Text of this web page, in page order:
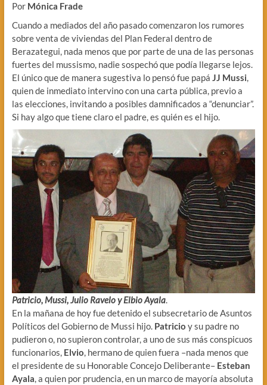
Por Mónica Frade
Cuando a mediados del año pasado comenzaron los rumores
sobre venta de viviendas del Plan Federal dentro de
Berazategui, nada menos que por parte de una de las personas
fuertes del mussismo, nadie sospechó que podía llegarse lejos.
El único que de manera sugestiva lo pensó fue papá JJ Mussi,
quien de inmediato intervino con una carta pública, previo a
las elecciones, invitando a posibles damnificados a “denunciar”.
Si hay algo que tiene claro el padre, es quién es el hijo.
Patricio, Mussi, Julio Ravelo y Elbio Ayala.
En la mañana de hoy fue detenido el subsecretario de Asuntos
Políticos del Gobierno de Mussi hijo. Patricio y su padre no
pudieron o, no supieron controlar, a uno de sus más conspicuos
funcionarios, Elvio, hermano de quien fuera –nada menos que
el presidente de su Honorable Concejo Deliberante– Esteban
Ayala, a quien por prudencia, en un marco de mayoría absoluta